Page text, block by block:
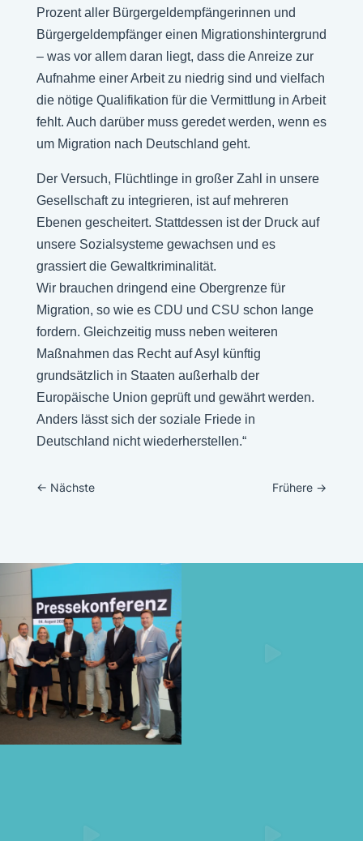
Prozent aller Bürgergeldempfängerinnen und
Bürgergeldempfänger einen Migrationshintergrund
– was vor allem daran liegt, dass die Anreize zur
Aufnahme einer Arbeit zu niedrig sind und vielfach
die nötige Qualifikation für die Vermittlung in Arbeit
fehlt. Auch darüber muss geredet werden, wenn es
um Migration nach Deutschland geht.
Der Versuch, Flüchtlinge in großer Zahl in unsere
Gesellschaft zu integrieren, ist auf mehreren
Ebenen gescheitert. Stattdessen ist der Druck auf
unsere Sozialsysteme gewachsen und es
grassiert die Gewaltkriminalität.
Wir brauchen dringend eine Obergrenze für
Migration, so wie es CDU und CSU schon lange
fordern. Gleichzeitig muss neben weiteren
Maßnahmen das Recht auf Asyl künftig
grundsätzlich in Staaten außerhalb der
Europäische Union geprüft und gewährt werden.
Anders lässt sich der soziale Friede in
Deutschland nicht wiederherstellen.“
← Nächste Frühere →